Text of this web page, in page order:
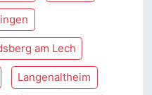
am Lech
Langenaltheim